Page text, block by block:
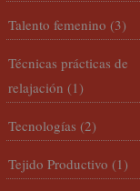
Talento femenino (3)
Técnicas prácticas de
relajación (1)
Tecnologías (2)
Tejido Productivo (1)